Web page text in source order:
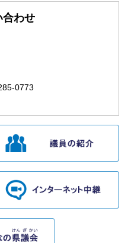
合わせ
0773